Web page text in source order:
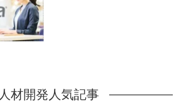
人材開発人気記事